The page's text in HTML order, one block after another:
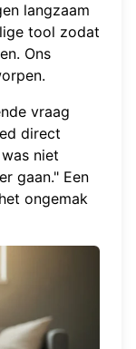
langzaam
tool zodat
Ons
vraag
direct
niet
gaan." Een
ongemak